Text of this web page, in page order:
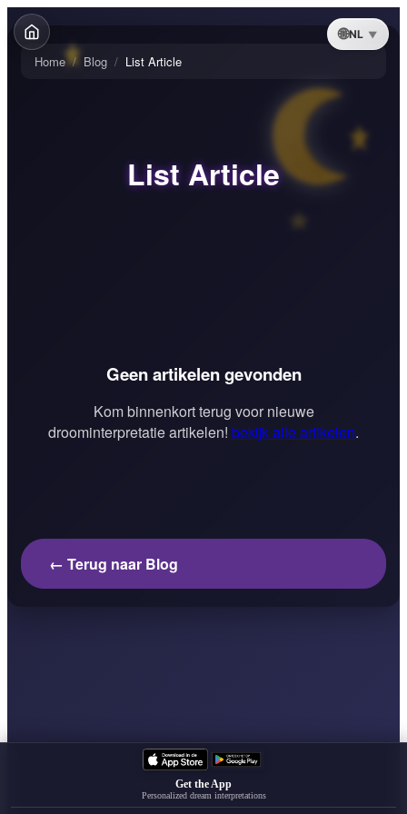
NL
Home / Blog / List Article
List Article
Geen artikelen gevonden
Kom binnenkort terug voor nieuwe
droominterpretatie artikelen! bekijk alle artikelen.
← Terug naar Blog
Get the App
Personalized dream interpretations